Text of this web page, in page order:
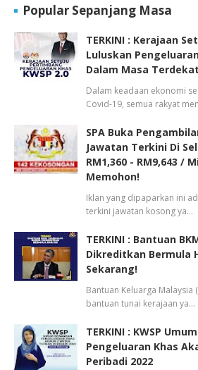
Popular Sepanjang Masa
TERKINI : Kerajaan
Luluskan
Dalam Masa Terdekat
Dalam keadaan ekonomi
Covid-19, semua rakyat
SPA Buka
Jawatan Terkini Di
RM1,360 - RM9,643 /
Memohon!
Iklan yang dipaparkan ini
terkini jawatan kosong ya…
TERKINI : Bantuan
Dikreditkan Bermula
Sekarang!
Bantuan Keluarga Malaysia
bantuan tunai kerajaan ya…
TERKINI : KWSP
Pengeluaran Khas
Peribadi 2022